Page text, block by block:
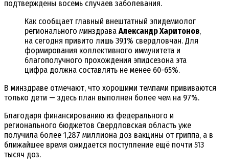
подтверждены восемь случаев заболевания.
Как сообщает главный внештатный эпидемиолог
регионального минздрава Александр Харитонов,
на сегодня привито лишь 39,1% свердловчан. Для
формирования коллективного иммунитета и
благополучного прохождения эпидсезона эта
цифра должна составлять не менее 60-65%.
В минздраве отмечают, что хорошими темпами прививаются
только дети — здесь план выполнен более чем на 97%.
Благодаря финансированию из федерального и
регионального бюджетов Свердловская область уже
получила более 1,287 миллиона доз вакцины от гриппа, а в
ближайшее время ожидается поступление ещё почти 513
тысяч доз.